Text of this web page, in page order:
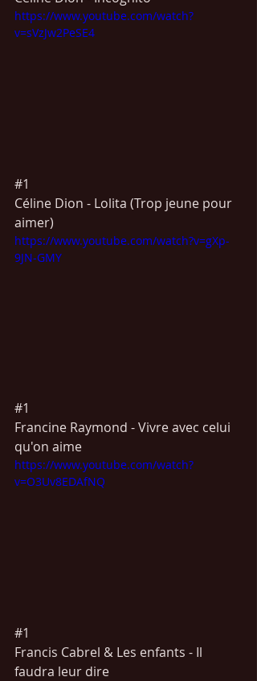
https://www.youtube.com/watch?
v=sVzJw2PeSE4
#1
Céline Dion - Lolita (Trop jeune pour
aimer)
https://www.youtube.com/watch?v=gXp-
9JN-GMY
#1
Francine Raymond - Vivre avec celui
qu'on aime
https://www.youtube.com/watch?
v=O3Uv8EDAfNQ
#1
Francis Cabrel & Les enfants - Il
faudra leur dire